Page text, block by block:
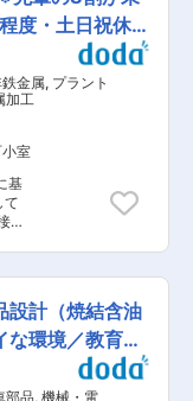
げ
あ
期
な
大
。
ェ
関
か
客
会
で
の
の
使
で
ッ
度・土日祝休
金属, プラント
加工
室
て
社
場
安
ン
パ
設計（焼結含油
環境／教育体
部品, 機械・電